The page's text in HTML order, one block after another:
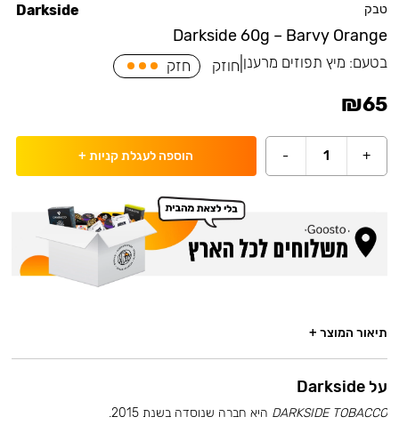
טבק
Darkside 60g – Barvy Orange
Darkside
בטעם: מיץ תפוזים מרענן חוזק חזק
₪65
+
1
- הוספה לעגלת קניות +
תיאור המוצר +
על Darkside
DARKSIDE TOBACCO היא חברה שנוסדה בשנת 2015.